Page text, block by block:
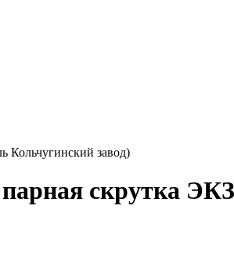
Кольчугинский завод)
скрутка